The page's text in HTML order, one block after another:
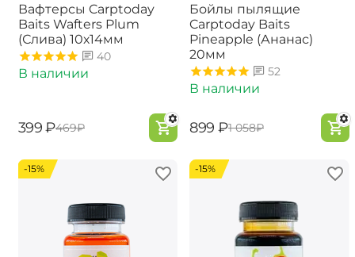
Вафтерсы Carptoday
Baits Wafters Plum
(Слива) 10х14мм
40
В наличии
‍399‍ ₽‍469‍₽
Бойлы пылящие
Carptoday Baits
Pineapple (Ананас)
20мм
52
В наличии
‍899‍ ₽‍1 058‍₽
-15% -15%